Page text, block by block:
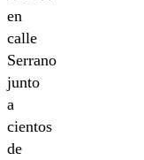
en
calle
Serrano
junto
a
cientos
de